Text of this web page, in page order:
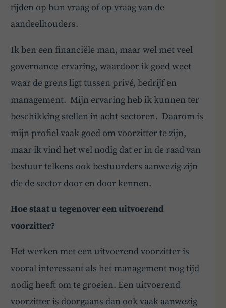
tijden op hun vraag of op vraag van de
aandeelhouders.
Ik ben een financiële man, maar wel met veel
governance-ervaring, waardoor ik goed weet
waar de grens ligt tussen privé, bedrijf en
management. Mijn ervaring heb ik kunnen ter
beschikking stellen in acht sectoren. Daarom is
mijn profiel vaak goed om voorzitter te zijn,
maar ik vind het wel nodig dat er in de raad van
bestuur telkens ook bestuurders aanwezig zijn
die de sector door en door kennen.
Hoe staat u tegenover een uitvoerend
voorzitter?
Het werken met een uitvoerend voorzitter is
vooral interessant als het management nog tijd
nodig heeft om te groeien. Een uitvoerend
voorzitter is doorgaans dan ook vaak aanwezig